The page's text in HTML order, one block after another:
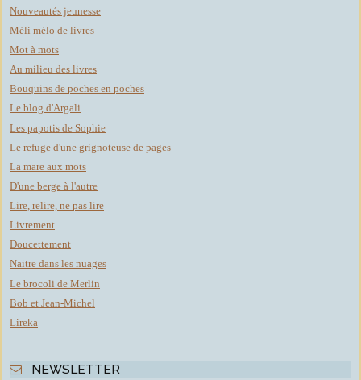
Nouveautés jeunesse
Méli mélo de livres
Mot à mots
Au milieu des livres
Bouquins de poches en poches
Le blog d'Argali
Les papotis de Sophie
Le refuge d'une grignoteuse de pages
La mare aux mots
D'une berge à l'autre
Lire, relire, ne pas lire
Livrement
Doucettement
Naitre dans les nuages
Le brocoli de Merlin
Bob et Jean-Michel
Lireka
NEWSLETTER